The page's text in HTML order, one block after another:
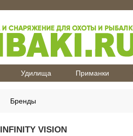
Удилища Приманки
Бренды
INFINITY VISION